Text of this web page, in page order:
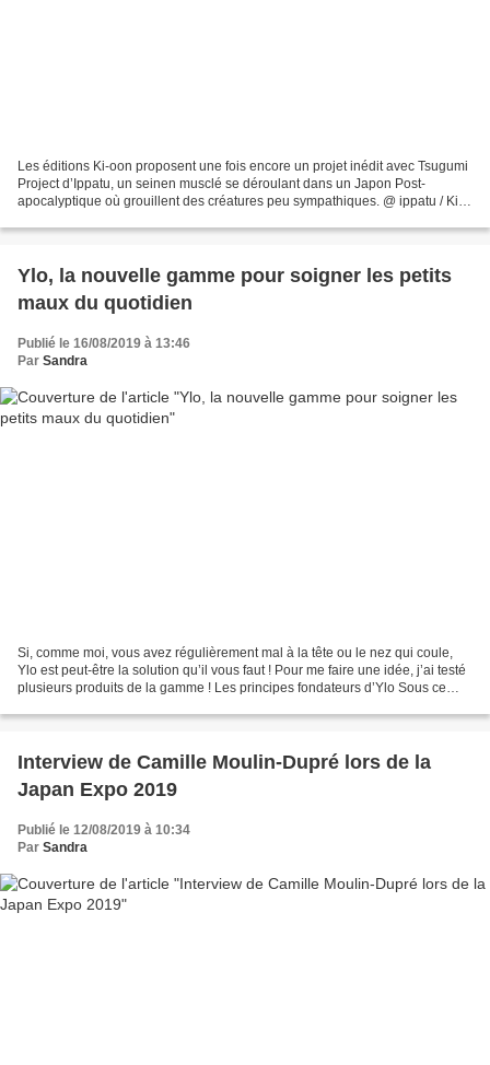
Les éditions Ki-oon proposent une fois encore un projet inédit avec Tsugumi
Project d’Ippatu, un seinen musclé se déroulant dans un Japon Post-
apocalyptique où grouillent des créatures peu sympathiques. @ ippatu / Ki-
Ylo, la nouvelle gamme pour soigner les petits
maux du quotidien
Publié le 16/08/2019 à 13:46
Par Sandra
Si, comme moi, vous avez régulièrement mal à la tête ou le nez qui coule,
Ylo est peut-être la solution qu’il vous faut ! Pour me faire une idée, j’ai testé
plusieurs produits de la gamme ! Les principes fondateurs d’Ylo Sous ce
Interview de Camille Moulin-Dupré lors de la
Japan Expo 2019
Publié le 12/08/2019 à 10:34
Par Sandra